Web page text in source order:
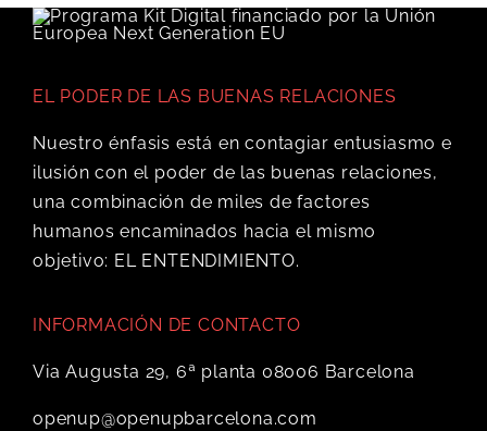
EL PODER DE LAS BUENAS RELACIONES
Nuestro énfasis está en contagiar entusiasmo e
ilusión con el poder de las buenas relaciones,
una combinación de miles de factores
humanos encaminados hacia el mismo
objetivo: EL ENTENDIMIENTO.
INFORMACIÓN DE CONTACTO
Via Augusta 29, 6ª planta 08006 Barcelona
openup@openupbarcelona.com